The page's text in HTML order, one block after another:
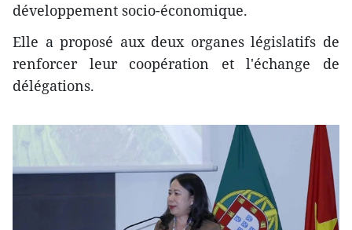
développement socio-économique.
Elle a proposé aux deux organes législatifs de
renforcer leur coopération et l'échange de
délégations.